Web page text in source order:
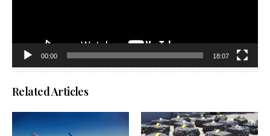
00:00 18:07
Related Articles